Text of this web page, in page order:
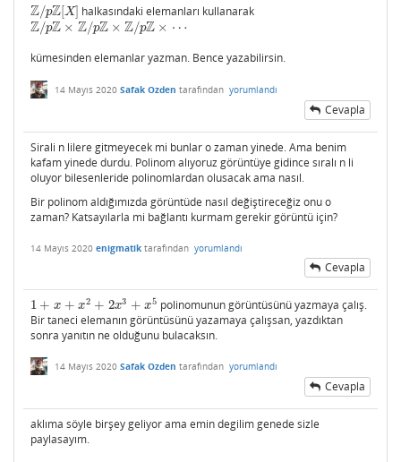
Z/pZ[X]
Z/pZ[X ] halkasındaki elemanları kullanarak
Z/pZ × Z/pZ × Z/pZ × ⋯
Z/pZ×Z /p Z×Z/pZ ×⋯
kümesinden elemanlar yazman. Bence yazabilirsin.
14 Mayıs 2020 Safak Ozden tarafından yorumlandı
Cevapla
Sirali n lilere gitmeyecek mi bunlar o zaman yinede. Ama benim
kafam yinede durdu. Polinom alıyoruz görüntüye gidince sıralı n li
oluyor bilesenleride polinomlardan olusacak ama nasıl.
Bir polinom aldığımızda görüntüde nasıl değiştireceğiz onu o
zaman? Katsayılarla mi bağlantı kurmam gerekir görüntü için?
14 Mayıs 2020 enigmatik tarafından yorumlandı
Cevapla
1 + x + x2 + 2x3 + x5
1 +x+x2+2x3 +x5
polinomunun görüntüsünü yazmaya çalış.
Bir taneci elemanın görüntüsünü yazamaya çalışsan, yazdıktan
sonra yanıtın ne olduğunu bulacaksın.
14 Mayıs 2020 Safak Ozden tarafından yorumlandı
Cevapla
aklıma söyle birşey geliyor ama emin degilim genede sizle
paylasayım.